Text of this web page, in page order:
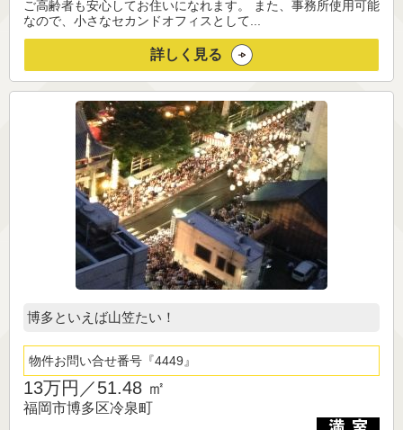
ご高齢者も安心してお住いになれます。 また、事務所使用可能
なので、小さなセカンドオフィスとして...
詳しく見る
博多といえば山笠たい！
物件お問い合せ番号 4449
13万円／51.48 ㎡
福岡市博多区冷泉町